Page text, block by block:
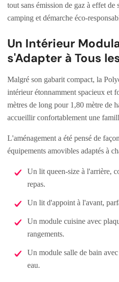
tout sans émission de gaz à effet
camping et démarche éco-
Un Intérieur
s'Adapter à Tous
Malgré son gabarit compact, la
intérieur étonnamment spacieux et
mètres de long pour 1,80 mètre de
accueillir confortablement une
L'aménagement a été pensé de
équipements amovibles adaptés à
Un lit queen-size à l'arrière,
repas.
Un lit d'appoint à l'avant,
Un module cuisine avec
rangements.
Un module salle de bain
eau.